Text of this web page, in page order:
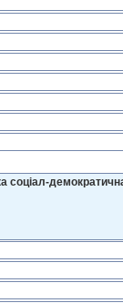
соціал-